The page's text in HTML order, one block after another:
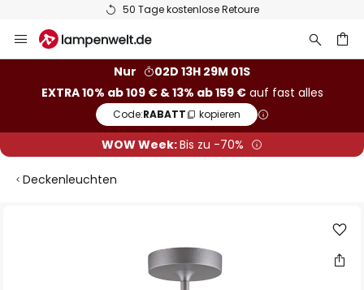
50 Tage kostenlose Retoure
Inhalt
Nur
02D 13H 29M 00S
EXTRA 10% ab 109 € & 13% ab 159 €auf fast alles
Code:RABATT kopieren
WOW Week:Bis zu -70%
Deckenleuchten